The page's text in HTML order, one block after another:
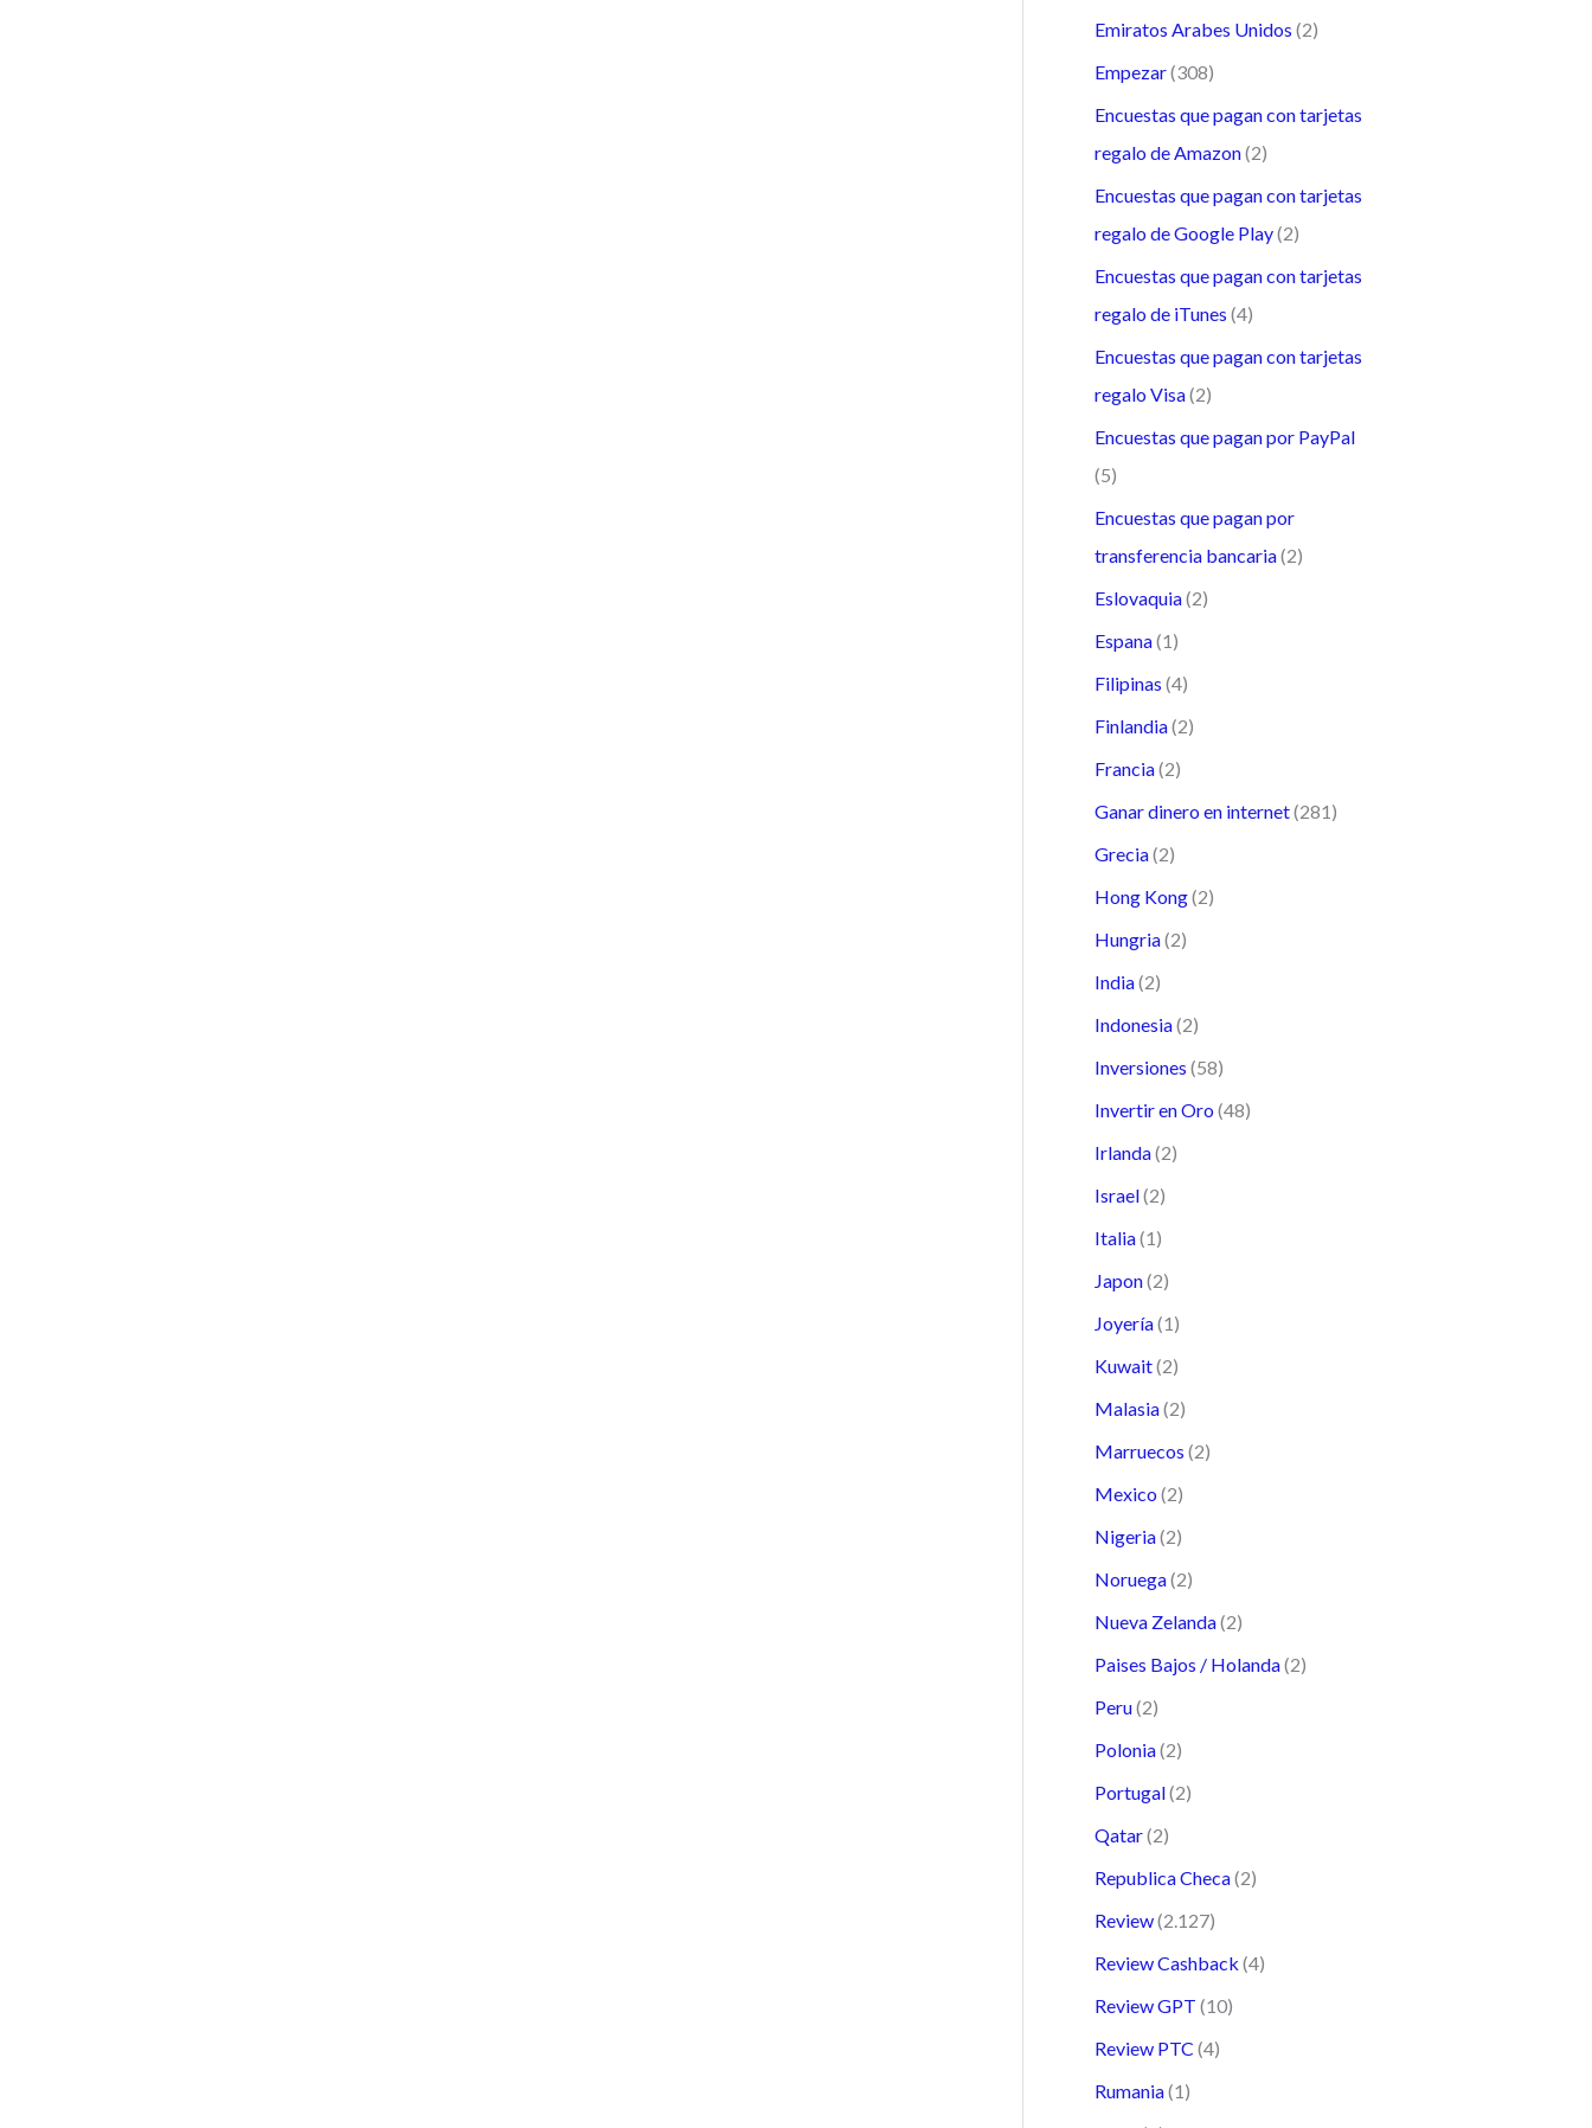
Emiratos Arabes Unidos (2)
Empezar(308)
Encuestas que pagan con tarjetas
regalo de Amazon(2)
Encuestas que pagan con tarjetas
regalo de Google Play(2)
Encuestas que pagan con tarjetas
regalo de iTunes (4)
Encuestas que pagan con tarjetas
regalo Visa(2)
Encuestas que pagan por PayPal
(5)
Encuestas que pagan por
transferencia bancaria(2)
Eslovaquia(2)
Espana(1)
Filipinas (4)
Finlandia(2)
Francia(2)
Ganar dinero en internet(281)
Grecia(2)
Hong Kong(2)
Hungria(2)
India(2)
Indonesia(2)
Inversiones (58)
Invertir en Oro (48)
Irlanda(2)
Israel(2)
Italia(1)
Japon(2)
Joyería(1)
Kuwait(2)
Malasia(2)
Marruecos (2)
Mexico (2)
Nigeria(2)
Noruega(2)
Nueva Zelanda(2)
Paises Bajos / Holanda(2)
Peru(2)
Polonia(2)
Portugal(2)
Qatar(2)
Republica Checa(2)
Review(2.127)
Review Cashback (4)
Review GPT (10)
Review PTC (4)
Rumania(1)